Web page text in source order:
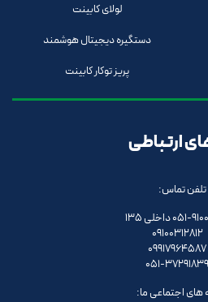
لولای کابینت
دستگیره دیجیتال هوشمند
پریز توکار کابینت
ارتباطی
تلفن تماس:
داخلی 135
09100312812
09917964587
051-37291839
های اجتماعی ما: